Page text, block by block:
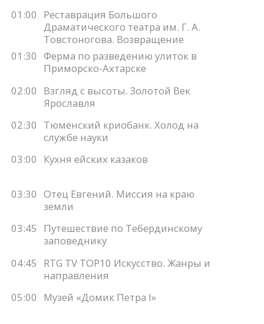
01:00
Реставрация Большого
Драматического театра им. Г. А.
Товстоногова. Возвращение
01:30 Ферма по разведению улиток в
Приморско-Ахтарске
02:00
Взгляд с высоты. Золотой Век
Ярославля
02:30
Тюменский криобанк. Холод на
службе науки
03:00
Кухня ейских казаков
03:30 Отец Евгений. Миссия на краю
земли
03:45
Путешествие по Тебердинскому
заповеднику
04:45
RTG TV TOP10 Искусство. Жанры и
направления
05:00
Музей «Домик Петра I»